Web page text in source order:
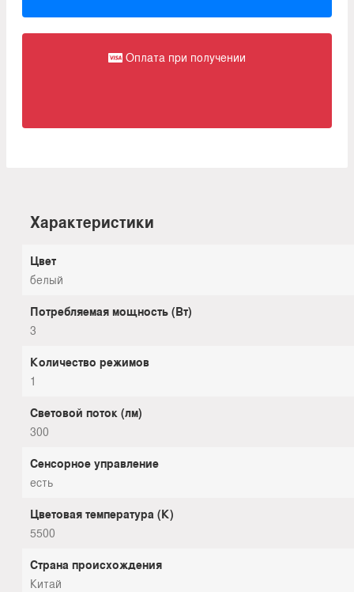
Оплата при получении
Характеристики
Цвет
белый
Потребляемая мощность (Вт)
3
Количество режимов
1
Световой поток (лм)
300
Сенсорное управление
есть
Цветовая температура (К)
5500
Страна происхождения
Китай